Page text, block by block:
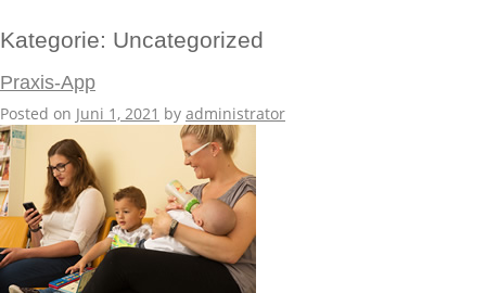
Kategorie: Uncategorized
Praxis-App
Posted on Juni 1, 2021 by administrator